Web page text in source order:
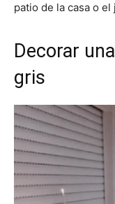
patio de la casa o
Decorar
gris